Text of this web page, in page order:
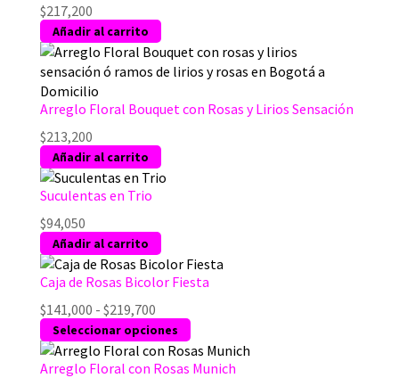
$217,200
Añadir al carrito
Arreglo Floral Bouquet con Rosas y Lirios Sensación
$213,200
Añadir al carrito
Suculentas en Trio
$94,050
Añadir al carrito
Caja de Rosas Bicolor Fiesta
$141,000 - $219,700Rango
de
precios:
desde
Seleccionar opciones
Este
producto
tiene
Arreglo Floral con Rosas Munich